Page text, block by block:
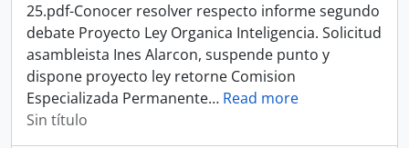
25.pdf-Conocer resolver respecto informe segundo
debate Proyecto Ley Organica Inteligencia. Solicitud
asambleista Ines Alarcon, suspende punto y
dispone proyecto ley retorne Comision
Especializada Permanente… Read more
Sin título